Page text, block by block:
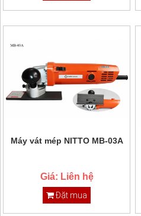
Máy vát mép NITTO MB-03A
Giá: Liên hệ
Đặt mua